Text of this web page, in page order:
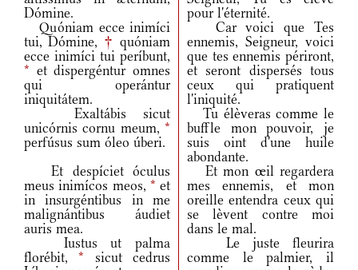
Dómine.
pour l'éternité.
Quóniam ecce inimíci
tui, Dómine, † quóniam
ecce inimíci tui períbunt,
* et dispergéntur omnes
qui operántur
iniquitátem.
Car voici que Tes
ennemis, Seigneur, voici
que tes ennemis périront,
et seront dispersés tous
ceux qui pratiquent
l'iniquité.
Exaltábis sicut
unicórnis cornu meum, *
perfúsus sum óleo úberi.
Tu élèveras comme le
buffle mon pouvoir, je
suis oint d'une huile
abondante.
Et despíciet óculus
meus inimícos meos, * et
in insurgéntibus in me
malignántibus áudiet
auris mea.
Et mon œil regardera
mes ennemis, et mon
oreille entendra ceux qui
se lèvent contre moi
dans le mal.
Iustus ut palma
florébit,* sicut cedrus
Le juste fleurira
comme le palmier, il